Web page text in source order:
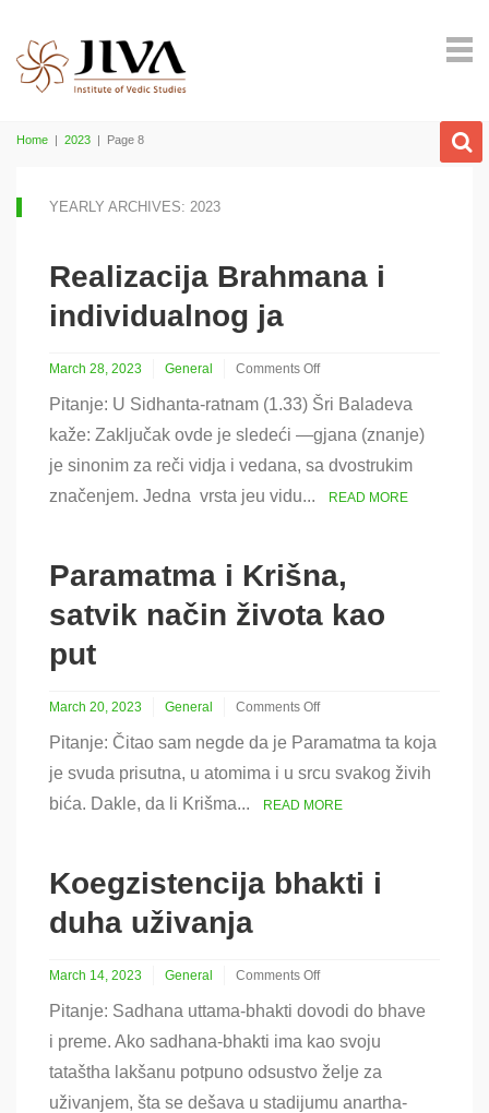
Home | 2023 | Page 8
YEARLY ARCHIVES: 2023
Realizacija Brahmana i
individualnog ja
March 28, 2023 General
Comments Off
Realizacija
Brahmana
individualnog
ja
Pitanje: U Sidhanta-ratnam (1.33) Šri Baladeva
kaže: Zaključak ovde je sledeći —gjana (znanje)
je sinonim za reči vidja i vedana, sa dvostrukim
značenjem. Jedna vrsta jeu vidu...
READ MORE
Paramatma i Krišna,
satvik način života kao
put
March 20, 2023 General
Comments Off
Paramatma
satvik
put
Pitanje: Čitao sam negde da je Paramatma ta koja
je svuda prisutna, u atomima i u srcu svakog živih
bića. Dakle, da li Krišma...
READ MORE
Koegzistencija bhakti i
duha uživanja
March 14, 2023 General
Comments Off
Koegzistencija
bhakti
duha
Pitanje: Sadhana uttama-bhakti dovodi do bhave
i preme. Ako sadhana-bhakti ima kao svoju
tataštha lakšanu potpuno odsustvo želje za
uživanjem, šta se dešava u stadijumu anartha-